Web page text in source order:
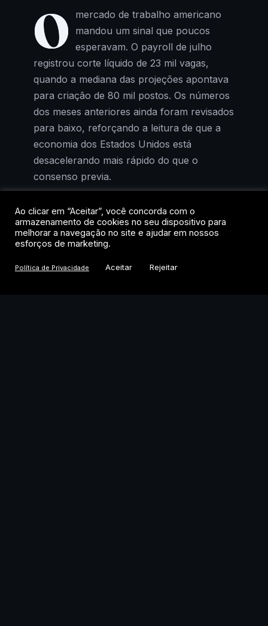
O
mercado de trabalho americano
mandou um sinal que poucos
esperavam. O payroll de julho
registrou corte líquido de 23 mil vagas,
quando a mediana das projeções apontava
para criação de 80 mil postos. Os números
dos meses anteriores ainda foram revisados
para baixo, reforçando a leitura de que a
economia dos Estados Unidos está
desacelerando mais rápido do que o
consenso previa.
A reação de Wall Street foi imediata e, para
quem acompanha a lógica dos mercados,
previsível: má notícia para a economia real
Nasdaq saltou 5,19% na semana, o S&P
Ao clicar em “Aceitar”, você concorda com o
armazenamento de cookies no seu dispositivo para
melhorar a navegação no site e ajudar em nossos
esforços de marketing.
Política de Privacidade Aceitar Rejeitar